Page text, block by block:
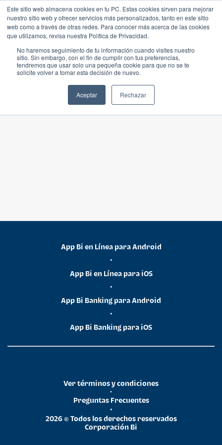
Este sitio web almacena cookies en tu PC. Estas cookies sirven para mejorar
nuestro sitio web y ofrecer servicios más personalizados, tanto en este sitio
web como a través de otras redes. Para conocer más acerca de las cookies
que utilizamos, revisa nuestra Política de Privacidad.
No haremos seguimiento de tu información cuando visites nuestro
sitio. Sin embargo, con el fin de cumplir con tus preferencias,
tendremos que usar solo una pequeña cookie para que no se te
solicite volver a tomar esta decisión de nuevo.
Aceptar Rechazar
App Bi en Línea para Android
•
App Bi en Línea para iOS
•
App Bi Banking para Android
•
App Bi Banking para iOS
2026 © Todos los derechos reservados
Corporación Bi
•
Preguntas Frecuentes
•
Ver términos y condiciones